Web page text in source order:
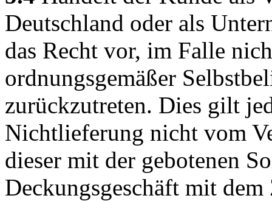
Deutschland oder als
das Recht vor, im Falle
ordnungsgemäßer
zurückzutreten. Dies gilt
Nichtlieferung nicht vom
dieser mit der gebotenen
Deckungsgeschäft mit